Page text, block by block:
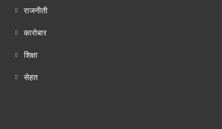
राजनीती
कारोबार
शिक्षा
सेहत